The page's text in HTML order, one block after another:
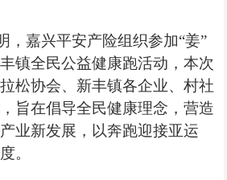
，嘉兴平安产险组织参加“姜”
镇全民公益健康跑活动，本次
松协会、新丰镇各企业、村社
旨在倡导全民健康理念，营造
业新发展，以奔跑迎接亚运
。